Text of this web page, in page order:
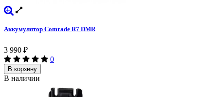
Аккумулятор Comrade R7 DMR
3 990 ₽
0
В корзину
В наличии